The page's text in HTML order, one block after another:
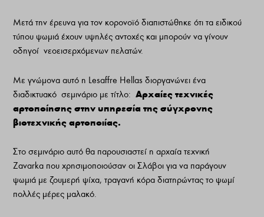
Μετά την έρευνα για τον κορονοϊό διαπιστώθηκε ότι τα ειδικού
τύπου ψωμιά έχουν υψηλές αντοχές και μπορούν να γίνουν
οδηγοί νεοεισερχόμενων πελατών.
Με γνώμονα αυτό η Lesaffre Hellas διοργανώνει ένα
διαδικτυακό σεμινάριο με τίτλο: Αρχαίες τεχνικές
αρτοποίησης στην υπηρεσία της σύγχρονης
βιοτεχνικής αρτοποιίας.
Στο σεμινάριο αυτό θα παρουσιαστεί η αρχαία τεχνική
Zavarka που χρησιμοποιούσαν οι Σλάβοι για να παράγουν
ψωμιά με ζουμερή ψίχα, τραγανή κόρα διατηρώντας το ψωμί
πολλές μέρες μαλακό.